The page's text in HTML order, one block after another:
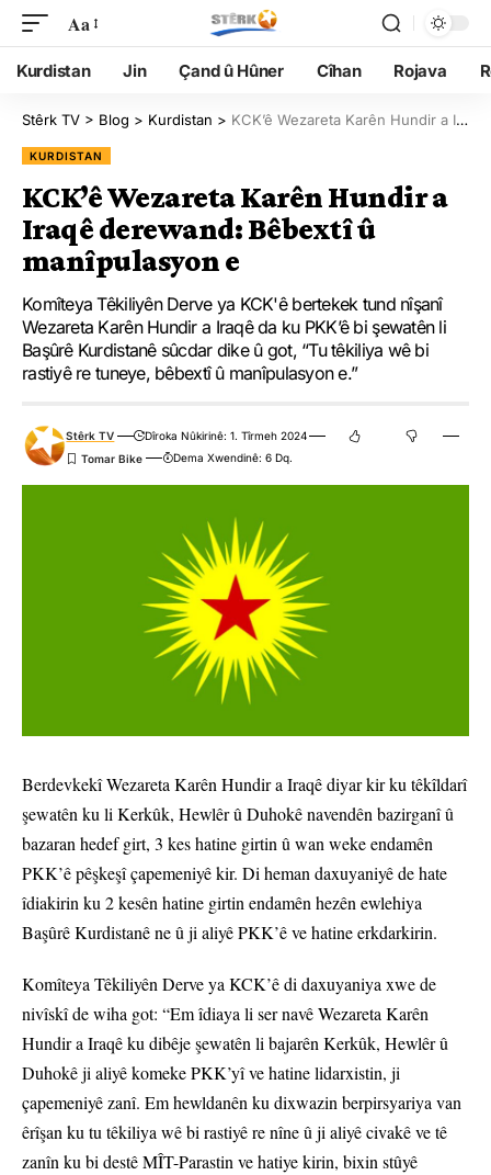
Aa
Kurdistan Jin Çand û Hûner Cîhan Rojava
Stêrk TV > Blog > Kurdistan > KCK’ê Wezareta Karên Hundir a Iraqê derewand: Bêbextî û manîpulasyon e
KURDISTAN
KCK’ê Wezareta Karên Hundir a
Iraqê derewand: Bêbextî û
manîpulasyon e
Komîteya Têkiliyên Derve ya KCK'ê bertekek tund nîşanî
Wezareta Karên Hundir a Iraqê da ku PKK’ê bi şewatên li
Başûrê Kurdistanê sûcdar dike û got, “Tu têkiliya wê bi
rastiyê re tuneye, bêbextî û manîpulasyon e.”
Stêrk TV
Dîroka Nûkirinê: 1. Tîrmeh 2024
Dema Xwendinê: 6 Dq.
Berdevkekî Wezareta Karên Hundir a Iraqê diyar kir ku têkîldarî
şewatên ku li Kerkûk, Hewlêr û Duhokê navendên bazirganî û
bazaran hedef girt, 3 kes hatine girtin û wan weke endamên
PKK’ê pêşkeşî çapemeniyê kir. Di heman daxuyaniyê de hate
îdiakirin ku 2 kesên hatine girtin endamên hezên ewlehiya
Başûrê Kurdistanê ne û ji aliyê PKK’ê ve hatine erkdarkirin.
Komîteya Têkiliyên Derve ya KCK’ê di daxuyaniya xwe de
nivîskî de wiha got: “Em îdiaya li ser navê Wezareta Karên
Hundir a Iraqê ku dibêje şewatên li bajarên Kerkûk, Hewlêr û
Duhokê ji aliyê komeke PKK’yî ve hatine lidarxistin, ji
çapemeniyê zanî. Em hewldanên ku dixwazin berpirsyariya van
êrîşan ku tu têkiliya wê bi rastiyê re nîne û ji aliyê civakê ve tê
zanîn ku bi destê MÎT-Parastin ve hatiye kirin, bixin stûyê